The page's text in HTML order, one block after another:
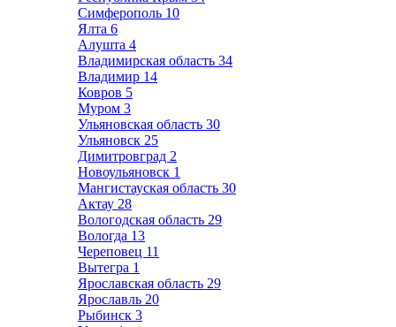
Симферополь 10
Ялта 6
Алушта 4
Владимирская область 34
Владимир 14
Ковров 5
Муром 3
Ульяновская область 30
Ульяновск 25
Димитровград 2
Новоульяновск 1
Мангистауская область 30
Актау 28
Вологодская область 29
Вологда 13
Череповец 11
Вытегра 1
Ярославская область 29
Ярославль 20
Рыбинск 3